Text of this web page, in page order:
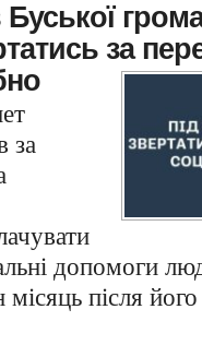
за
за
допомоги
після